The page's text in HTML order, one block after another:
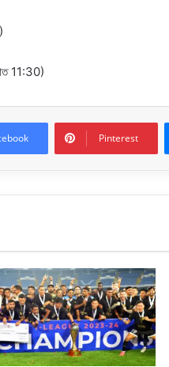
11:30)
Pinterest